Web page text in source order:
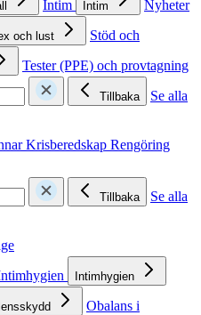
Intim Intim
Nyheter
och lust
Stöd och
Tester (PPE) och provtagning
Tillbaka
Se alla
Krisberedskap Rengöring
Tillbaka
Se alla
Intimhygien
Obalans i